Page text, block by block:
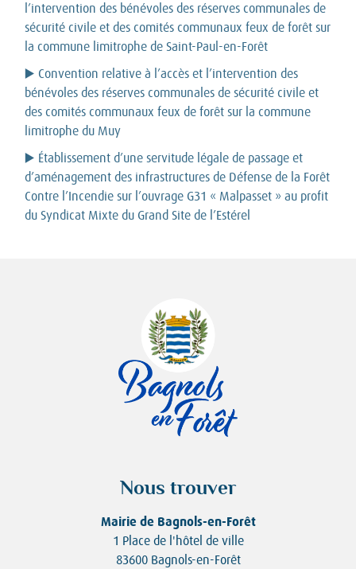
l’intervention des bénévoles des réserves communales de
sécurité civile et des comités communaux feux de forêt sur
la commune limitrophe de Saint-Paul-en-Forêt
▶️ Convention relative à l’accès et l’intervention des
bénévoles des réserves communales de sécurité civile et
des comités communaux feux de forêt sur la commune
limitrophe du Muy
▶️ Établissement d’une servitude légale de passage et
d’aménagement des infrastructures de Défense de la Forêt
Contre l’Incendie sur l’ouvrage G31 « Malpasset » au profit
du Syndicat Mixte du Grand Site de l’Estérel
Nous trouver
Mairie de Bagnols-en-Forêt
1 Place de l'hôtel de ville
83600 Bagnols-en-Forêt